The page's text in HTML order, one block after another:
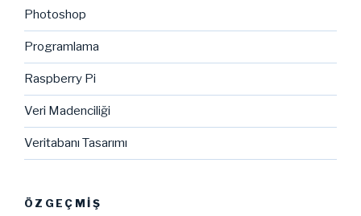
Photoshop
Programlama
Raspberry Pi
Veri Madenciliği
Veritabanı Tasarımı
ÖZGEÇMIŞ